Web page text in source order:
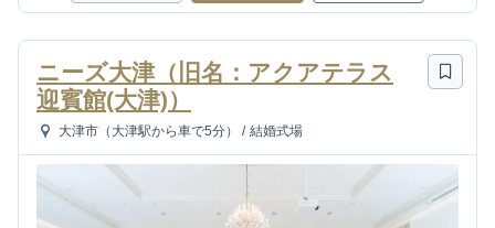
ニーズ大津（旧名：アクアテラス
迎賓館(大津)）
大津市（大津駅から車で5分） / 結婚式場